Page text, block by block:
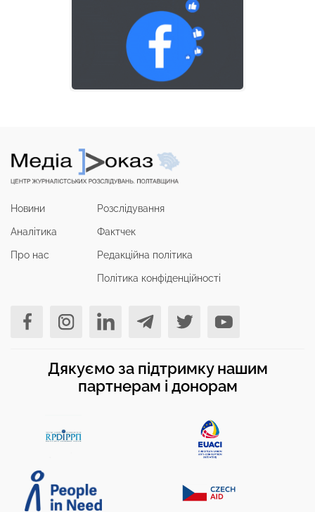
Новини
Аналітика
Про нас
Розслідування
Фактчек
Редакційна політика
Політика конфіденційності
Дякуємо за підтримку нашим
партнерам і донорам